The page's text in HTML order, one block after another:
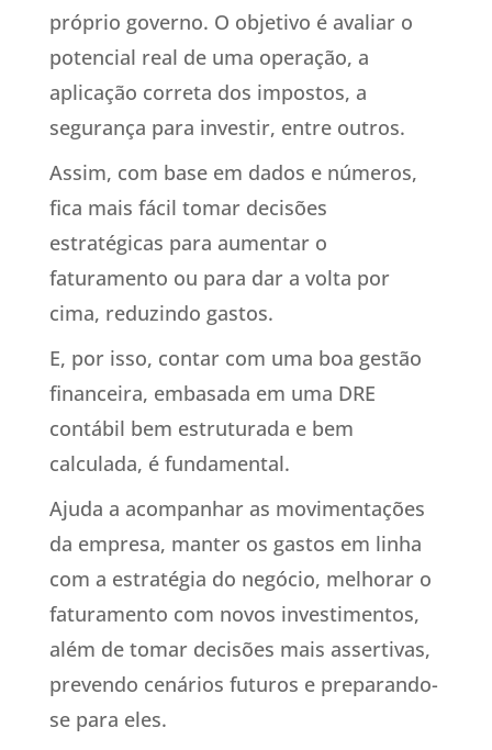
próprio governo. O objetivo é avaliar o
potencial real de uma operação, a
aplicação correta dos impostos, a
segurança para investir, entre outros.
Assim, com base em dados e números,
fica mais fácil tomar decisões
estratégicas para aumentar o
faturamento ou para dar a volta por
cima, reduzindo gastos.
E, por isso, contar com uma boa gestão
financeira, embasada em uma DRE
contábil bem estruturada e bem
calculada, é fundamental.
Ajuda a acompanhar as movimentações
da empresa, manter os gastos em linha
com a estratégia do negócio, melhorar o
faturamento com novos investimentos,
além de tomar decisões mais assertivas,
prevendo cenários futuros e preparando-
se para eles.